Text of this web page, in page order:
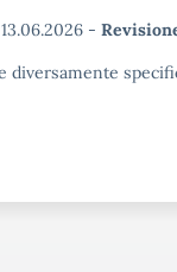
13.06.2026 -
diversamente